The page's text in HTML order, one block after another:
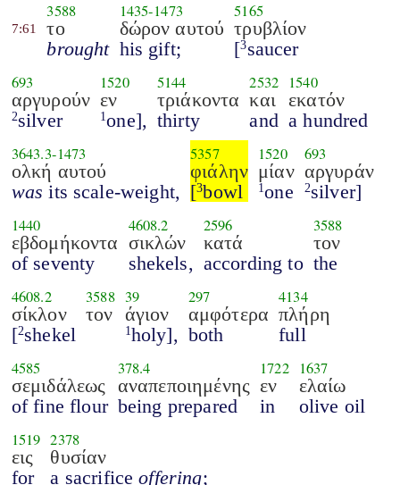
7:61
3588
το
brought
1435-1473
δώρον αυτού
his gift;
5165
τρυβλίον
[3saucer
693
αργυρούν
2silver
1520
εν
1 one],
5144
τριάκοντα
thirty
2532
και
and
1540
εκατόν
a hundred
3643.3-1473
ολκή αυτού
was its scale-weight,
5357
φιάλην
[3bowl
1520
μίαν
1 one
693
αργυράν
2silver]
1440
εβδομήκοντα
of seventy
4608.2
σικλών
shekels,
2596
κατά
according to
3588
τον
the
4608.2
σίκλον
[2shekel
3588
τον
39
άγιον
1 holy],
297
αμφότερα
both
4134
πλήρη
full
4585
σεμιδάλεως
of fine flour
378.4
αναπεποιημένης
being prepared
1722
εν
in
1637
ελαίω
olive oil
1519
εις
for
2378
θυσίαν
a sacrificeoffering;